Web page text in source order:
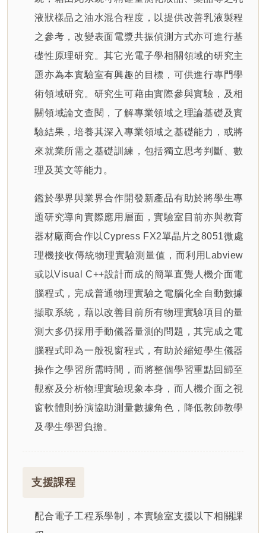
液狀樣品之油水混合程度，以提供改善乳液製程
之參考，改變表面電漿共振偵測方式亦可進行基
礎性原理研究。其它光電子學相關領域的研究主
題亦為本實驗室有興趣的目標，可供進行專門學
術領域研究。研究生可藉由實際參與實驗，及相
關領域論文查閱，了解專業領域之理論基礎及實
驗結果，培養其深入專業領域之基礎能力，或將
來就業所需之基礎訓練，包括獨立思考判斷、數
理及英文等能力。
鑑於學界與業界合作開發新產品有助於將學生專
題研究導向實際應用層面，實驗室目前亦與教育
器材廠商合作以Cypress FX2單晶片之8051微處
理機接收傳統物理實驗測量值，而利用Labview
或以Visual C++設計而成的簡單直覺人機介面電
腦程式，完成普通物理實驗之電腦化全自動數據
擷取系統，藉以改善目前所有物理實驗項目的量
測大多仍採用手動儀器量測的問題，其完成之電
腦程式即為一般視窗程式，有助於縮短學生儀器
操作之學習所需時間，而將整個學習重點回歸至
觀察及分析物理實驗現象本身，而人機介面之視
窗軟體則扮演協助測量數據角色，降低教師教學
及學生學習負擔。
支援課程
配合電子工程系學制，本實驗室支援以下相關課